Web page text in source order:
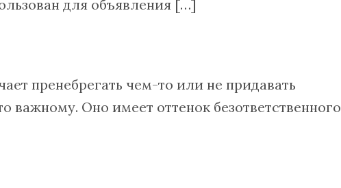
для объявления […]
пренебрегать чем-то или не придавать
важному. Оно имеет оттенок безответственного